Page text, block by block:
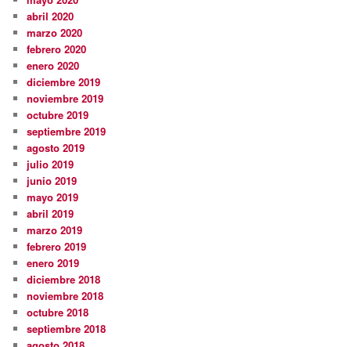
abril 2020
marzo 2020
febrero 2020
enero 2020
diciembre 2019
noviembre 2019
octubre 2019
septiembre 2019
agosto 2019
julio 2019
junio 2019
mayo 2019
abril 2019
marzo 2019
febrero 2019
enero 2019
diciembre 2018
noviembre 2018
octubre 2018
septiembre 2018